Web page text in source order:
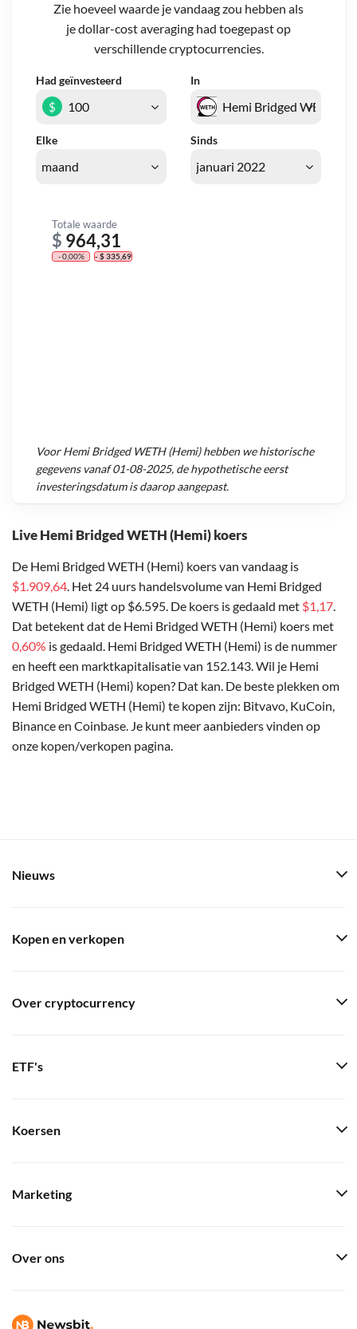
Live Hemi Bridged WETH (Hemi) koers
De Hemi Bridged WETH (Hemi) koers van vandaag is
$1.909,64. Het 24 uurs handelsvolume van Hemi Bridged
WETH (Hemi) ligt op $6.595. De koers is gedaald met $1,17.
Dat betekent dat de Hemi Bridged WETH (Hemi) koers met
0,60% is gedaald. Hemi Bridged WETH (Hemi) is de nummer
en heeft een marktkapitalisatie van 152.143. Wil je Hemi
Bridged WETH (Hemi) kopen? Dat kan. De beste plekken om
Hemi Bridged WETH (Hemi) te kopen zijn: Bitvavo, KuCoin,
Binance en Coinbase. Je kunt meer aanbieders vinden op
onze kopen/verkopen pagina.
Zie hoeveel waarde je vandaag zou hebben als
je dollar-cost averaging had toegepast op
verschillende cryptocurrencies.
Had geïnvesteerd In
Elke Sinds
$
Totale waarde
$ 964,31
- 0,00% - $ 335,69
VoorHemi Bridged WETH (Hemi)hebben we historische
gegevens vanaf01-08-2025, de hypothetische eerst
investeringsdatum is daarop aangepast.
Nieuws
Kopen en verkopen
Over cryptocurrency
ETF's
Koersen
Marketing
Over ons